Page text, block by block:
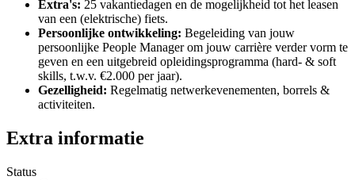
Extra's: 25 vakantiedagen en de mogelijkheid tot het leasen
van een (elektrische) fiets.
Persoonlijke ontwikkeling: Begeleiding van jouw
persoonlijke People Manager om jouw carrière verder vorm te
geven en een uitgebreid opleidingsprogramma (hard- & soft
skills, t.w.v. €2.000 per jaar).
Gezelligheid: Regelmatig netwerkevenementen, borrels &
activiteiten.
Extra informatie
Status